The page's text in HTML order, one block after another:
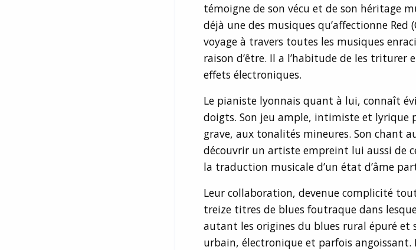
témoigne de son vécu et de son héritage
déjà une des musiques qu’affectionne
voyage à travers toutes les musiques
raison d’être. Il a l’habitude de les triturer
effets électroniques.
Le pianiste lyonnais quant à lui, connaît
doigts. Son jeu ample, intimiste et lyrique
grave, aux tonalités mineures. Son chant
découvrir un artiste empreint lui aussi de
la traduction musicale d’un état d’âme
Leur collaboration, devenue complicité
treize titres de blues foutraque dans
autant les origines du blues rural épuré et
urbain, électronique et parfois angoissant.